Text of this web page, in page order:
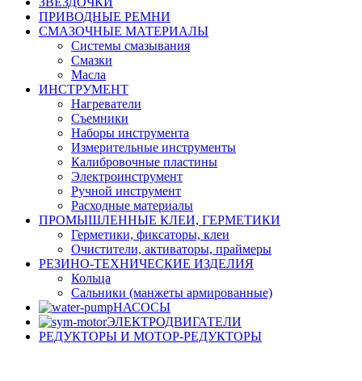
ПРИВОДНЫЕ РЕМНИ
СМАЗОЧНЫЕ МАТЕРИАЛЫ
Системы смазывания
Смазки
Масла
ИНСТРУМЕНТ
Нагреватели
Съемники
Наборы инструмента
Измерительные инструменты
Калибровочные пластины
Электроинструмент
Ручной инструмент
Расходные материалы
ПРОМЫШЛЕННЫЕ КЛЕИ, ГЕРМЕТИКИ
Герметики, фиксаторы, клеи
Очистители, активаторы, праймеры
РЕЗИНО-ТЕХНИЧЕСКИЕ ИЗДЕЛИЯ
Кольца
Сальники (манжеты армированные)
НАСОСЫ
ЭЛЕКТРОДВИГАТЕЛИ
РЕДУКТОРЫ И МОТОР-РЕДУКТОРЫ